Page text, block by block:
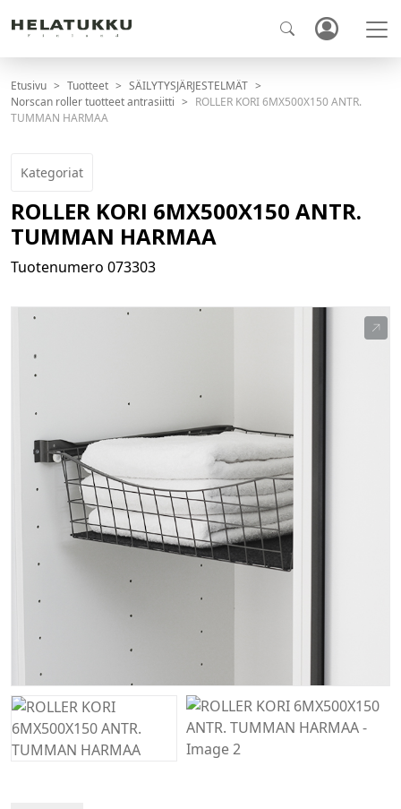
Etusivu Tuotteet
SÄILYTYSJÄRJESTELMÄT
Norscan roller tuotteet antrasiitti
ROLLER KORI 6MX500X150 ANTR.
TUMMAN HARMAA
Kategoriat
ROLLER KORI 6MX500X150 ANTR.
TUMMAN HARMAA
Tuotenumero 073303